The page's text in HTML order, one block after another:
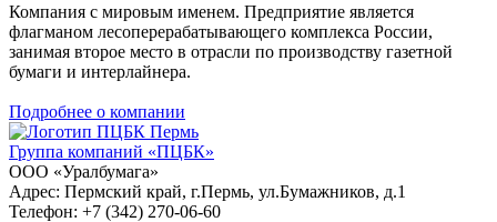
Компания с мировым именем. Предприятие является
флагманом лесоперерабатывающего комплекса России,
занимая второе место в отрасли по производству газетной
бумаги и интерлайнера.
Подробнее о компании
Пермь
Группа компаний «ПЦБК»
ООО «Уралбумага»
Адрес: Пермский край, г.Пермь, ул.Бумажников, д.1
Телефон: +7 (342) 270-06-60